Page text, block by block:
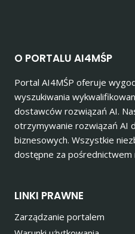
O PORTALU AI4MŚP
Portal AI4MŚP oferuje
wyszukiwania
dostawców rozwiązań AI.
otrzymywanie rozwiązań AI
biznesowych. Wszystkie
dostępne za pośrednictwem
LINKI PRAWNE
Zarządzanie portalem